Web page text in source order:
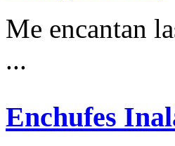
Me encantan
...
Enchufes